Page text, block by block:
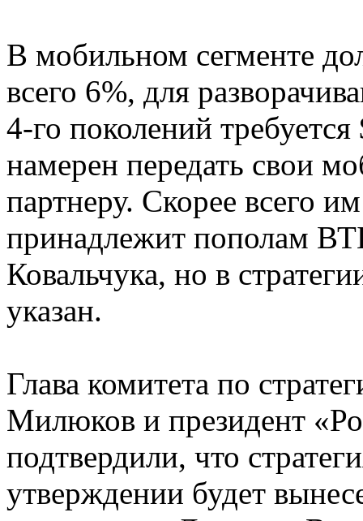
В мобильном сегменте
всего 6%, для
4-го поколений
намерен передать свои
партнеру. Скорее всего
принадлежит пополам
Ковальчука, но в
указан.
Глава комитета по
Милюков и президент
подтвердили, что
утверждении будет